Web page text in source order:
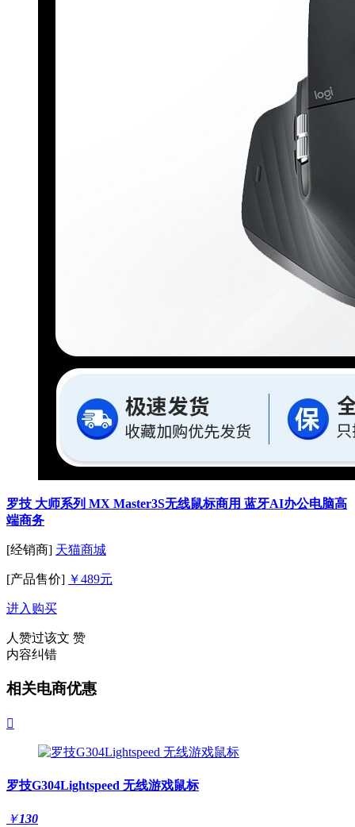
罗技 大师系列 MX Master3S无线鼠标商用 蓝牙AI办公电脑高
端商务
[经销商] 天猫商城
[产品售价] ￥489元
进入购买
人赞过该文 赞
内容纠错
相关电商优惠

罗技G304Lightspeed 无线游戏鼠标
￥130